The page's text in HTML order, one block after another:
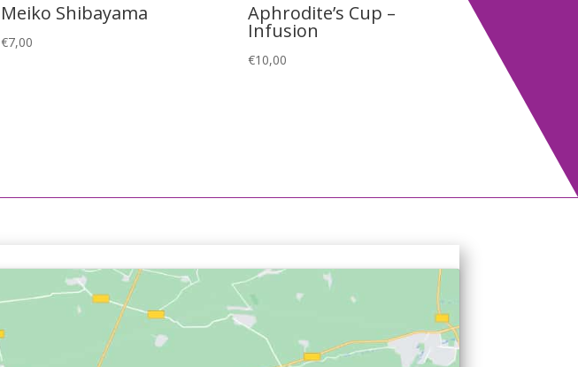
Meiko Shibayama
€7,00
Aphrodite’s Cup –
Infusion
€10,00